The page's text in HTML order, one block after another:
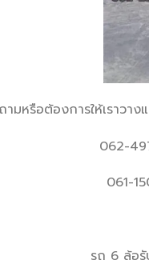
ามหรือต้องการให้เราวา
062-
061-
รถ 6 ล้อ